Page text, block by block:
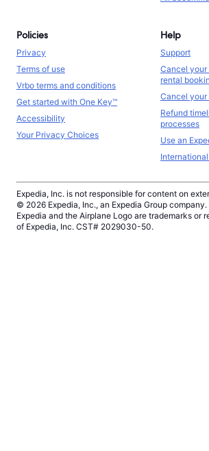
Policies
Privacy
Terms of use
Vrbo terms and conditions
Get started with One Key™
Accessibility
Your Privacy Choices
Help
Support
Cancel
rental
Cancel
Refund
processes
Use an
Expedia, Inc. is not responsible for content on
© 2026 Expedia, Inc., an Expedia Group
Expedia and the Airplane Logo are trademarks or
of Expedia, Inc. CST# 2029030-50.